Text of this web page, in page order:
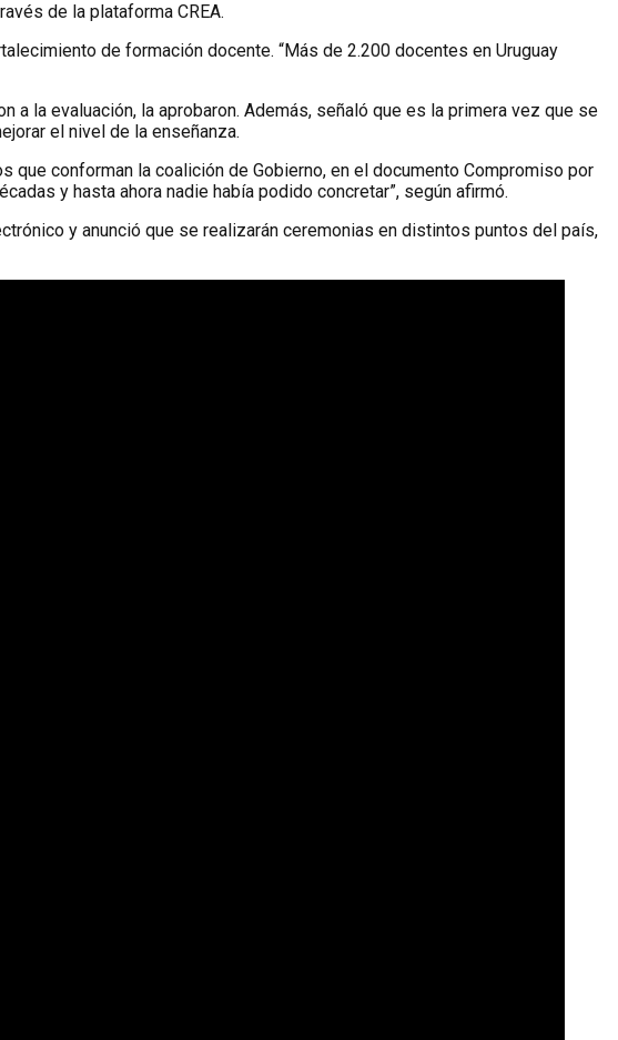
de la plataforma CREA.
de formación docente. “Más de 2.200 docentes en Uruguay
la evaluación, la aprobaron. Además, señaló que es la primera vez que se
el nivel de la enseñanza.
conforman la coalición de Gobierno, en el documento Compromiso por
y hasta ahora nadie había podido concretar”, según afirmó.
y anunció que se realizarán ceremonias en distintos puntos del país,